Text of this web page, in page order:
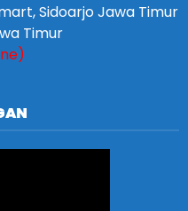
Sidoarjo Jawa Timur
Timur